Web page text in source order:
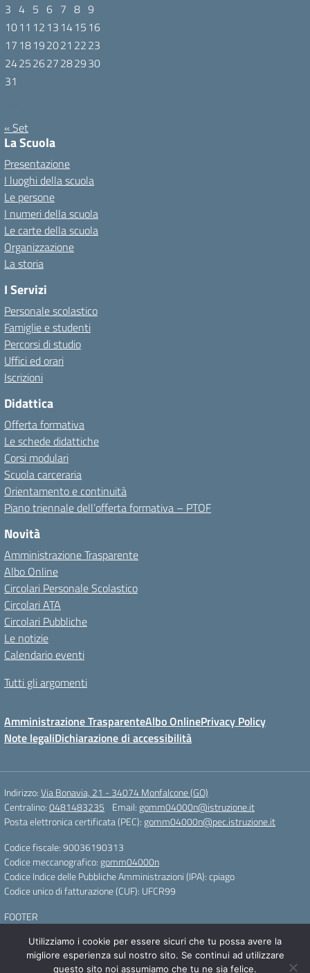
3 4 5 6 7 8 9
1011 12 13 1415 16
17 18192021 2223
24252627282930
31
« Set
La Scuola
Presentazione
I luoghi della scuola
Le persone
I numeri della scuola
Le carte della scuola
Organizzazione
La storia
I Servizi
Personale scolastico
Famiglie e studenti
Percorsi di studio
Uffici ed orari
Iscrizioni
Didattica
Offerta formativa
Le schede didattiche
Corsi modulari
Scuola carceraria
Orientamento e continuità
Piano triennale dell’offerta formativa – PTOF
Novità
Amministrazione Trasparente
Albo Online
Circolari Personale Scolastico
Circolari ATA
Circolari Pubbliche
Le notizie
Calendario eventi
Tutti gli argomenti
Amministrazione TrasparenteAlbo OnlinePrivacy Policy
Note legaliDichiarazione di accessibilità
Indirizzo:Via Bonavia, 21 - 34074 Monfalcone (GO)
Centralino:0481483235 Email: gomm04000n@istruzione.it
Posta elettronica certificata (PEC): gomm04000n@pec.istruzione.it
Codice fiscale: 90036190313
Codice meccanografico: gomm04000n
Codice Indice delle Pubbliche Amministrazioni (IPA): cpiago
Codice unico di fatturazione (CUF): UFCR99
FOOTER
Concept & Design by Designers Italia
Utilizziamo i cookie per essere sicuri che tu possa avere la
migliore esperienza sul nostro sito. Se continui ad utilizzare
questo sito noi assumiamo che tu ne sia felice.